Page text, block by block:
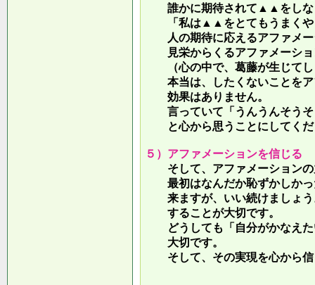
誰かに期待されて▲▲をしな
「私は▲▲をとてもうまくや
人の期待に応えるアファメ
見栄からくるアファメーショ
（心の中で、葛藤が生じてし
本当は、したくないことをア
効果はありません。
言っていて 「うんうんそう
と心から思うことにしてくだ
５）アファメーションを信じる
そして、アファメーションの
最初はなんだか恥ずかしかっ
来ますが、いい続けましょう
することが大切です。
どうしても「自分がかなえた
大切です。
そして、その実現を心から信